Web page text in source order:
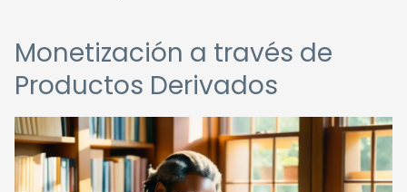
Monetización a través de
Productos Derivados